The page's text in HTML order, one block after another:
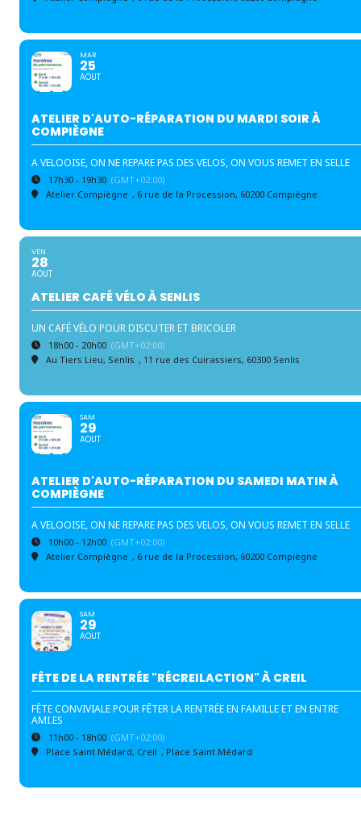
MAR
25
AOUT
ATELIER D'AUTO-RÉPARATION DU MARDI SOIR À
COMPIÈGNE
A VELOOISE, ON NE REPARE PAS DES VELOS, ON VOUS REMET EN SELLE
17h30 - 19h30 (GMT+02:00)
Atelier Compiègne , 6 rue de la Procession, 60200 Compiègne
VEN
28
AOUT
ATELIER CAFÉ VÉLO À SENLIS
UN CAFÉ VÉLO POUR DISCUTER ET BRICOLER
18h00 - 20h00 (GMT+02:00)
Au Tiers Lieu, Senlis , 11 rue des Cuirassiers, 60300 Senlis
SAM
29
AOUT
ATELIER D'AUTO-RÉPARATION DU SAMEDI MATIN À
COMPIÈGNE
A VELOOISE, ON NE REPARE PAS DES VELOS, ON VOUS REMET EN SELLE
10h00 - 12h00 (GMT+02:00)
Atelier Compiègne , 6 rue de la Procession, 60200 Compiègne
SAM
29
AOUT
FÊTE DE LA RENTRÉE "RÉCREILACTION" À CREIL
FÊTE CONVIVIALE POUR FÊTER LA RENTRÉE EN FAMILLE ET EN ENTRE
AMI.ES
11h00 - 18h00 (GMT+02:00)
Place Saint Médard, Creil , Place Saint Médard